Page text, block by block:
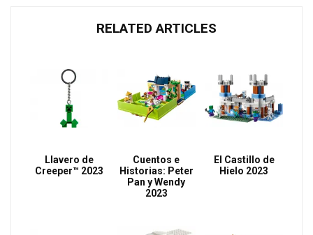
RELATED ARTICLES
Llavero de
Creeper™ 2023
Cuentos e
Historias: Peter
Pan y Wendy
2023
El Castillo de
Hielo 2023